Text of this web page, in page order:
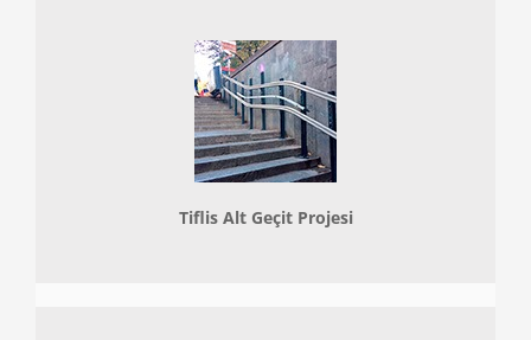
Tiflis Alt Geçit Projesi